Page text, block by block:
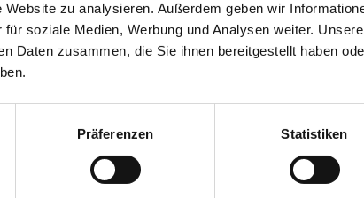
Website zu analysieren. Außerdem geben wir
soziale Medien, Werbung und Analysen weiter.
Daten zusammen, die Sie ihnen bereitgestellt haben
Präferenzen Statistiken